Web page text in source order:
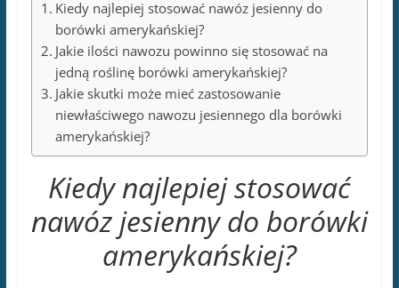
Kiedy najlepiej stosować nawóz jesienny do
borówki amerykańskiej?
Jakie ilości nawozu powinno się stosować na
jedną roślinę borówki amerykańskiej?
Jakie skutki może mieć zastosowanie
niewłaściwego nawozu jesiennego dla borówki
amerykańskiej?
Kiedy najlepiej stosować
nawóz jesienny do borówki
amerykańskiej?